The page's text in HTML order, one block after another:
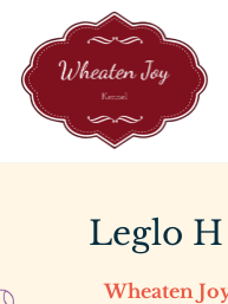
Leglo
Wheaten